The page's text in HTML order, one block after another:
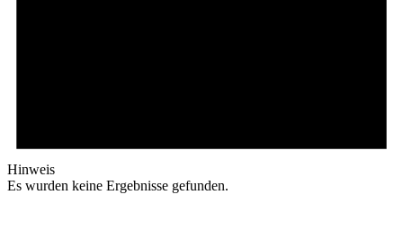
Hinweis
Es wurden keine Ergebnisse gefunden.